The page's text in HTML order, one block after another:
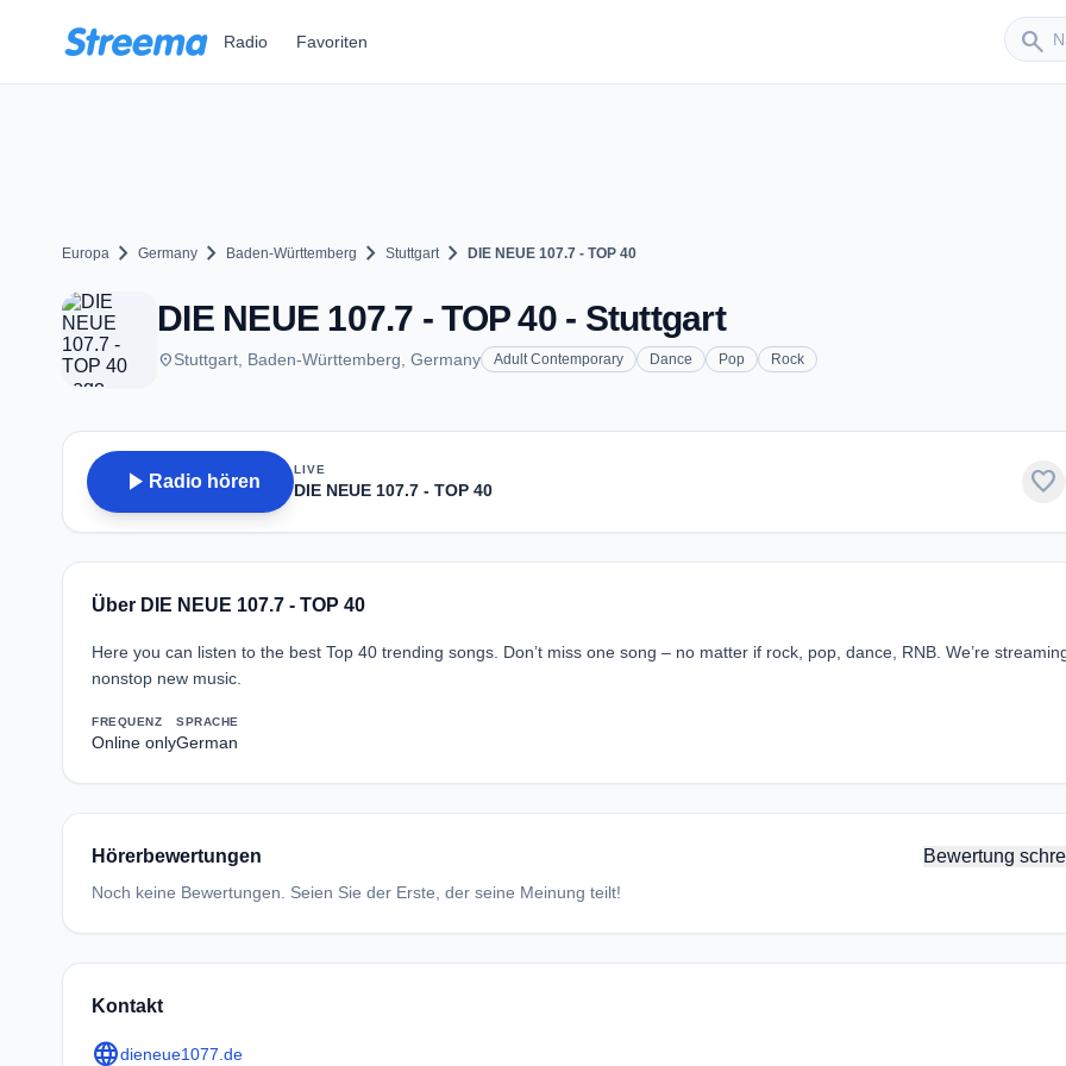
Radio Favoriten search
Sender
Europa chevron_right Germany chevron_right Baden-Württemberg chevron_right Stuttgartchevron_right DIE NEUE 107.7 - TOP 40
DIE NEUE 107.7 - TOP 40 - Stuttgart
placeStuttgart, Baden-Württemberg, Germany Adult Contemporary Dance Pop Rock
play_arrow Radio hören
LIVE
DIE NEUE 107.7 - TOP 40 favorite
Über DIE NEUE 107.7 - TOP 40
Here you can listen to the best Top 40 trending songs. Don’t miss one song – no matter if rock, pop, dance, RNB. We’re
nonstop new music.
FREQUENZ
Online only
SPRACHE
German
Hörerbewertungen Bewertung
Noch keine Bewertungen. Seien Sie der Erste, der seine Meinung teilt!
Kontakt
languagedieneue1077.de